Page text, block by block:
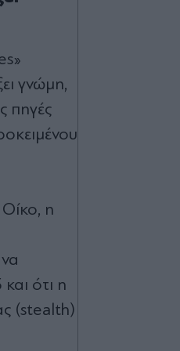
γνώμη,
πηγές
η
ότι η
(stealth)